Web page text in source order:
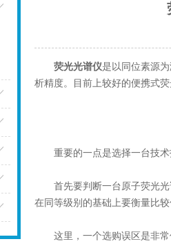
荧光光谱仪是以同位素源
析精度。目前上较好的便携式
重要的一点是选择一台技术
首先要判断一台原子荧光光
在同等级别的基础上要衡量比
这里，一个选购误区是非常